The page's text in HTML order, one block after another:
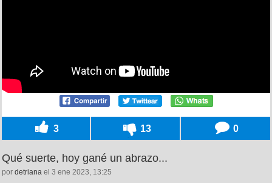
3 13 0
Qué suerte, hoy gané un abrazo...
por detriana el 3 ene 2023, 13:25